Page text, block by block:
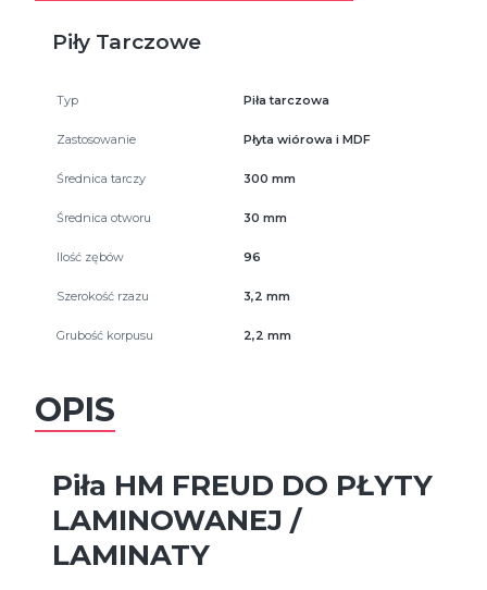
Piły Tarczowe
Typ Piła tarczowa
Zastosowanie Płyta wiórowa i MDF
Średnica tarczy 300 mm
Średnica otworu 30 mm
Ilość zębów 96
Szerokość rzazu 3,2 mm
Grubość korpusu 2,2 mm
OPIS
Piła HM FREUD DO PŁYTY
LAMINOWANEJ /
LAMINATY